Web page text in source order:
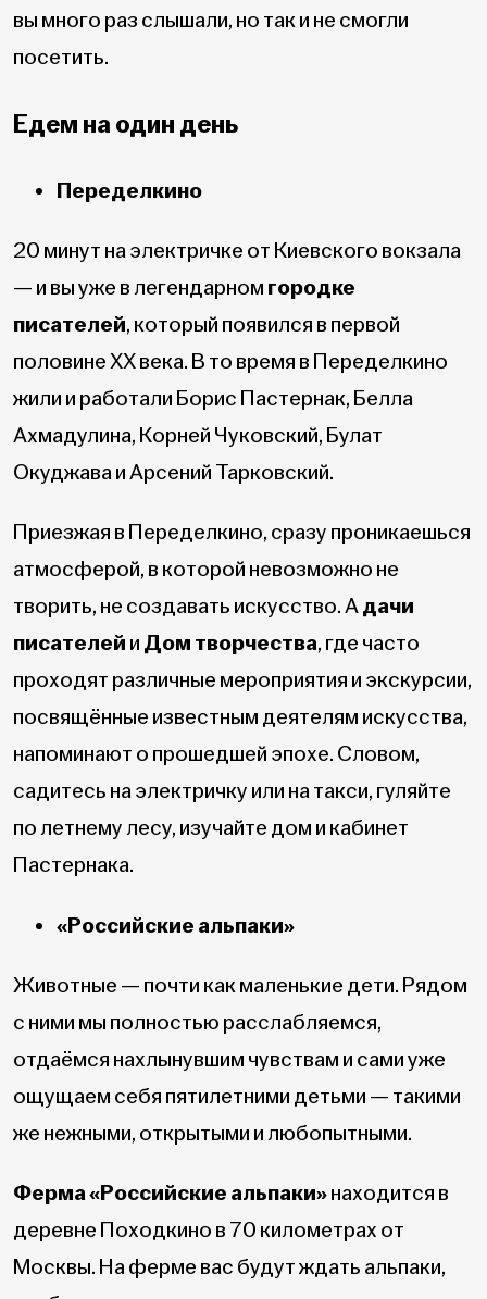
вы много раз слышали, но так и не смогли
посетить.
Едем на один день
Переделкино
20 минут на электричке от Киевского вокзала
— и вы уже в легендарном городке
писателей, который появился в первой
половине ХХ века. В то время в Переделкино
жили и работали Борис Пастернак, Белла
Ахмадулина, Корней Чуковский, Булат
Окуджава и Арсений Тарковский.
Приезжая в Переделкино, сразу проникаешься
атмосферой, в которой невозможно не
творить, не создавать искусство. Адачи
писателей и Дом творчества, где часто
проходят различные мероприятия и экскурсии,
посвящённые известным деятелям искусства,
напоминают о прошедшей эпохе. Словом,
садитесь на электричку или на такси, гуляйте
по летнему лесу, изучайте дом и кабинет
Пастернака.
«Российские альпаки»
Животные — почти как маленькие дети. Рядом
с ними мы полностью расслабляемся,
отдаёмся нахлынувшим чувствам и сами уже
ощущаем себя пятилетними детьми — такими
же нежными, открытыми и любопытными.
Ферма «Российские альпаки»находится в
деревне Походкино в 70 километрах от
Москвы. На ферме вас будут ждать альпаки,